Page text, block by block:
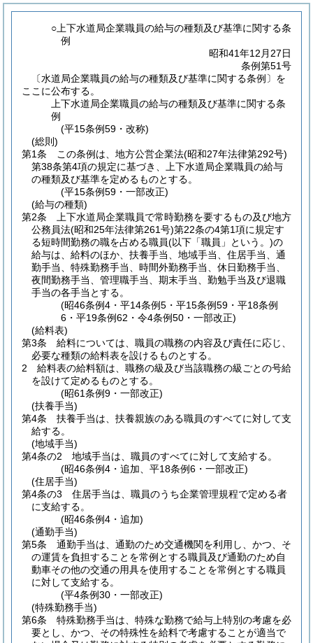
○上下水道局企業職員の給与の種類及び基準に関する条
例
昭和41年12月27日
条例第51号
〔水道局企業職員の給与の種類及び基準に関する条例〕を
ここに公布する。
上下水道局企業職員の給与の種類及び基準に関する条
例
(平15条例59・改称)
(総則)
第1条
この条例は、地方公営企業法(昭和27年法律第292号)
第38条第4項の規定に基づき、上下水道局企業職員の給与
の種類及び基準を定めるものとする。
(平15条例59・一部改正)
(給与の種類)
第2条
上下水道局企業職員で常時勤務を要するもの及び地方
公務員法(昭和25年法律第261号)第22条の4第1項に規定す
る短時間勤務の職を占める職員(以下「職員」という。)の
給与は、給料のほか、扶養手当、地域手当、住居手当、通
勤手当、特殊勤務手当、時間外勤務手当、休日勤務手当、
夜間勤務手当、管理職手当、期末手当、勤勉手当及び退職
手当の各手当とする。
(昭46条例4・平14条例5・平15条例59・平18条例
6・平19条例62・令4条例50・一部改正)
(給料表)
第3条
給料については、職員の職務の内容及び責任に応じ、
必要な種類の給料表を設けるものとする。
2
給料表の給料額は、職務の級及び当該職務の級ごとの号給
を設けて定めるものとする。
(昭61条例9・一部改正)
(扶養手当)
第4条
扶養手当は、扶養親族のある職員のすべてに対して支
給する。
(地域手当)
第4条の2
地域手当は、職員のすべてに対して支給する。
(昭46条例4・追加、平18条例6・一部改正)
(住居手当)
第4条の3
住居手当は、職員のうち企業管理規程で定める者
に支給する。
(昭46条例4・追加)
(通勤手当)
第5条
通勤手当は、通勤のため交通機関を利用し、かつ、そ
の運賃を負担することを常例とする職員及び通勤のため自
動車その他の交通の用具を使用することを常例とする職員
に対して支給する。
(平4条例30・一部改正)
(特殊勤務手当)
第6条
特殊勤務手当は、特殊な勤務で給与上特別の考慮を必
要とし、かつ、その特殊性を給料で考慮することが適当で